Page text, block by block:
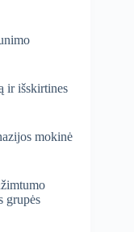
ir išskirtines
mokinė
grupės